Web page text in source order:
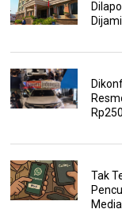
Tak
Media